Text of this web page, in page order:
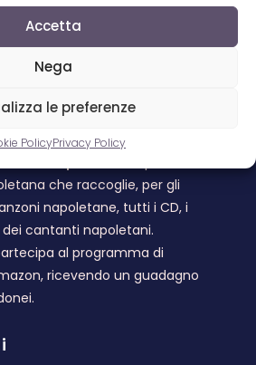
Accetta
Nega
le preferenze
PolicyPrivacy Policy
che raccoglie, per gli
napoletane, tutti i CD, i
cantanti napoletani.
al programma di
ricevendo un guadagno